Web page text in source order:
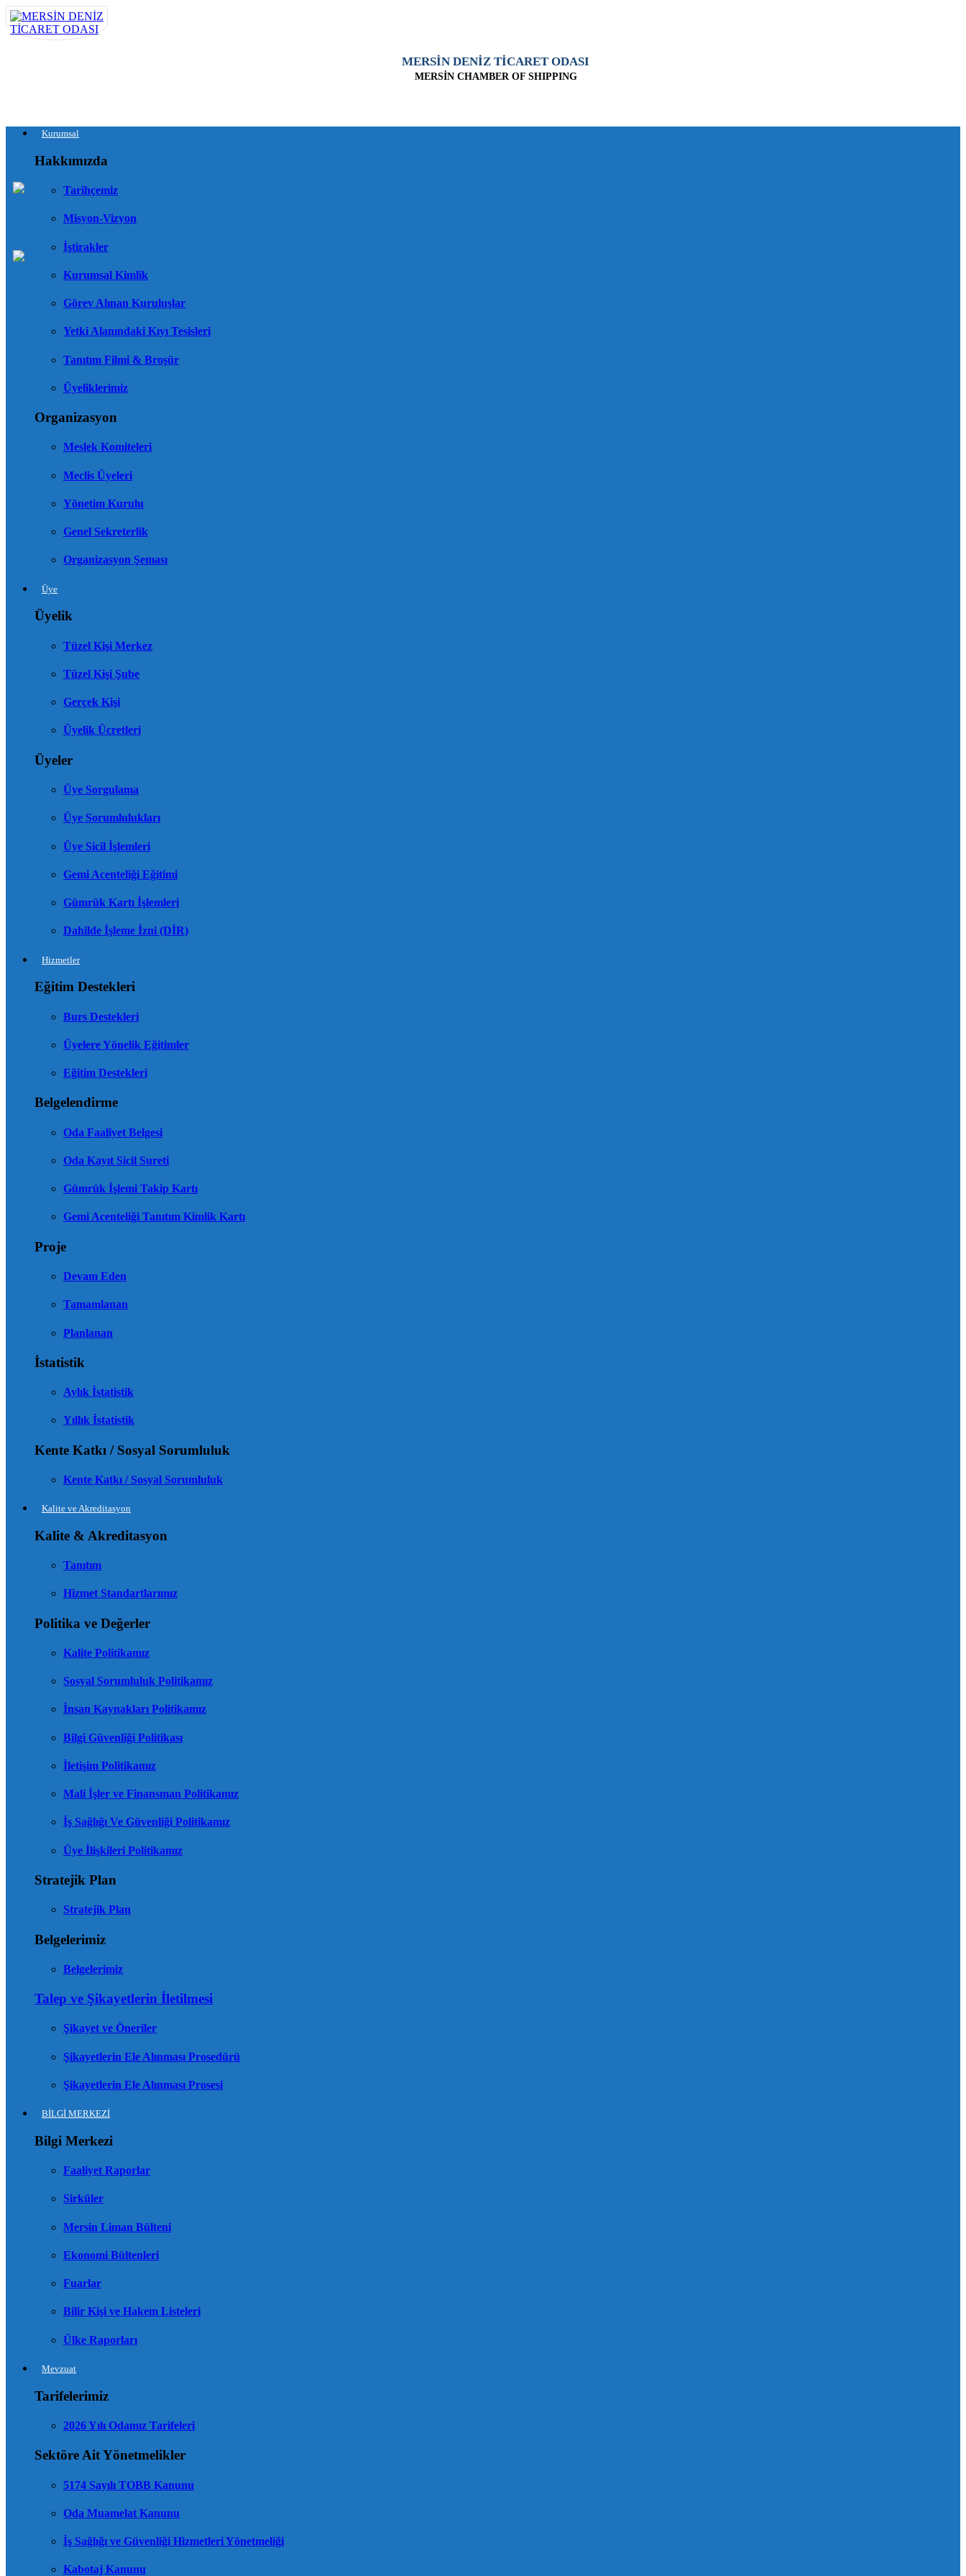
MERSİN DENİZ TİCARET ODASI
MERSİN CHAMBER OF SHIPPING
Kurumsal
Hakkımızda
Tarihçemiz
Misyon-Vizyon
İştirakler
Kurumsal Kimlik
Görev Alınan Kuruluşlar
Yetki Alanındaki Kıyı Tesisleri
Tanıtım Filmi & Broşür
Üyeliklerimiz
Organizasyon
Meslek Komiteleri
Meclis Üyeleri
Yönetim Kurulu
Genel Sekreterlik
Organizasyon Şeması
Üye
Üyelik
Tüzel Kişi Merkez
Tüzel Kişi Şube
Gerçek Kişi
Üyelik Ücretleri
Üyeler
Üye Sorgulama
Üye Sorumlulukları
Üye Sicil İşlemleri
Gemi Acenteliği Eğitimi
Gümrük Kartı İşlemleri
Dahilde İşleme İzni (DİR)
Hizmetler
Eğitim Destekleri
Burs Destekleri
Üyelere Yönelik Eğitimler
Eğitim Destekleri
Belgelendirme
Oda Faaliyet Belgesi
Oda Kayıt Sicil Sureti
Gümrük İşlemi Takip Kartı
Gemi Acenteliği Tanıtım Kimlik Kartı
Proje
Devam Eden
Tamamlanan
Planlanan
İstatistik
Aylık İstatistik
Yıllık İstatistik
Kente Katkı / Sosyal Sorumluluk
Kente Katkı / Sosyal Sorumluluk
Kalite ve Akreditasyon
Kalite & Akreditasyon
Tanıtım
Hizmet Standartlarımız
Politika ve Değerler
Kalite Politikamız
Sosyal Sorumluluk Politikamız
İnsan Kaynakları Politikamız
Bilgi Güvenliği Politikası
İletişim Politikamız
Mali İşler ve Finansman Politikamız
İş Sağlığı Ve Güvenliği Politikamız
Üye İlişkileri Politikamız
Stratejik Plan
Stratejik Plan
Belgelerimiz
Belgelerimiz
Talep ve Şikayetlerin İletilmesi
Şikayet ve Öneriler
Şikayetlerin Ele Alınması Prosedürü
Şikayetlerin Ele Alınması Prosesi
BİLGİ MERKEZİ
Bilgi Merkezi
Faaliyet Raporlar
Sirküler
Mersin Liman Bülteni
Ekonomi Bültenleri
Fuarlar
Bilir Kişi ve Hakem Listeleri
Ülke Raporları
Mevzuat
Tarifelerimiz
2026 Yılı Odamız Tarifeleri
Sektöre Ait Yönetmelikler
5174 Sayılı TOBB Kanunu
Oda Muamelat Kanunu
İş Sağlığı ve Güvenliği Hizmetleri Yönetmeliği
Kabotaj Kanunu